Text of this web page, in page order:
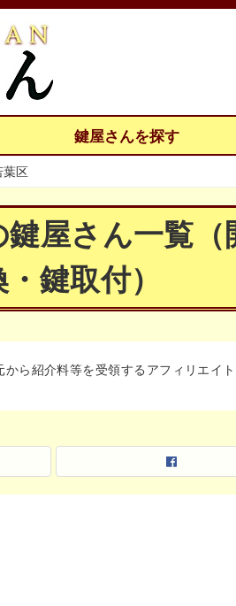
鍵屋さんを探す
葉区
屋さん一覧（
鍵取付）
から紹介料等を受領するアフィリエイ